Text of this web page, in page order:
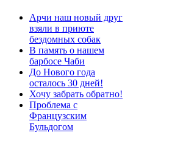
Арчи наш новый друг
взяли в приюте
бездомных собак
В память о нашем
барбосе Чаби
До Нового года
осталось 30 дней!
Хочу забрать обратно!
Проблема с
Французским
Бульдогом